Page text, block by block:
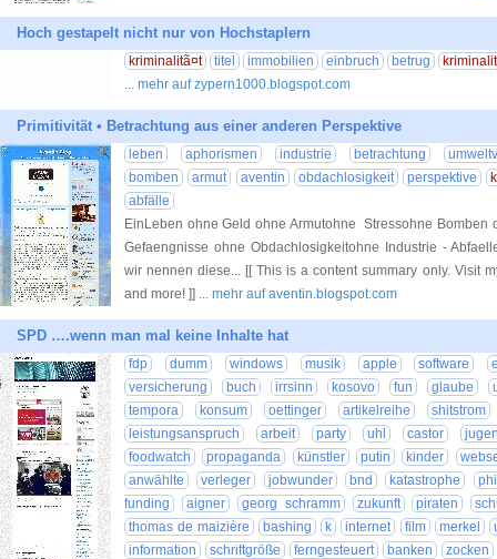
Hoch gestapelt nicht nur von Hochstaplern
kriminalitã¤t titel immobilien einbruch betrug
... mehr auf zypern1000.blogspot.com
Primitivität • Betrachtung aus einer anderen Perspektive
leben aphorismen industrie betrachtung
bomben
armut aventin obdachlosigkeit perspektive
abfälle
EinLeben ohne Geld ohne Armutohne Stressohne Bomben
Gefaengnisse ohne Obdachlosigkeitohne Industrie -
wir nennen diese... [[ This is a content summary only. Visit
and more! ]] ... mehr auf aventin.blogspot.com
SPD ….wenn man mal keine Inhalte hat
fdp dumm windows musik apple software
versicherung
buch irrsinn kosovo fun glaube
tempora
konsum oettinger artikelreihe
shitstrom
leistungsanspruch
arbeit party uhl castor
foodwatch
propaganda künstler putin kinder
anwählte
verleger jobwunder bnd katastrophe
funding
aigner georg schramm zukunft piraten
thomas de maizière
bashing k internet film merkel
information
schriftgröße ferngesteuert banken
zocken